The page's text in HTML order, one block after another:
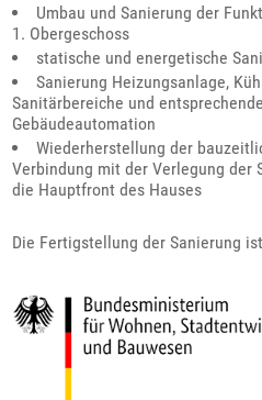
Umbau und Sanierung der
1. Obergeschoss
statische und energetische
Sanierung Heizungsanlage,
Sanitärbereiche und
Gebäudeautomation
Wiederherstellung der
Verbindung mit der Verlegung der
die Hauptfront des Hauses
Die Fertigstellung der Sanierung